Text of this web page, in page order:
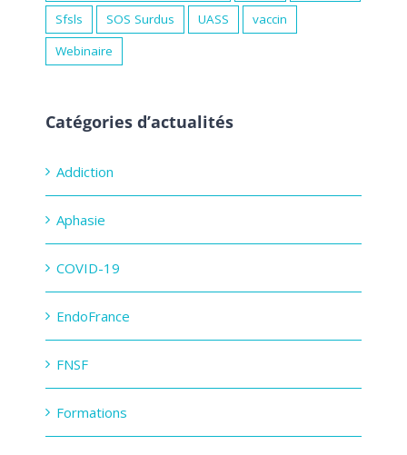
Sfsls
SOS Surdus UASS
vaccin
Webinaire
Catégories d’actualités
Addiction
Aphasie
COVID-19
EndoFrance
FNSF
Formations